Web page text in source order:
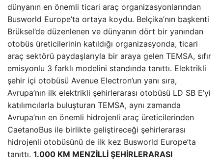
dünyanın en önemli ticari araç organizasyonlarından
Busworld Europe’ta ortaya koydu. Belçika’nın başkenti
Brüksel’de düzenlenen ve dünyanın dört bir yanından
otobüs üreticilerinin katıldığı organizasyonda, ticari
araç sektörü paydaşlarıyla bir araya gelen TEMSA, sıfır
emisyonlu 3 farklı modelini standında tanıttı. Elektrikli
şehir içi otobüsü Avenue Electron’un yanı sıra,
Avrupa’nın ilk elektrikli şehirlerarası otobüsü LD SB E’yi
katılımcılarla buluşturan TEMSA, aynı zamanda
Avrupa’nın en önemli hidrojenli araç üreticilerinden
CaetanoBus ile birlikte geliştireceği şehirlerarası
hidrojenli otobüsünü de ilk kez Busworld Europe’ta
tanıttı. 1.000 KM MENZİLLİ ŞEHİRLERARASI